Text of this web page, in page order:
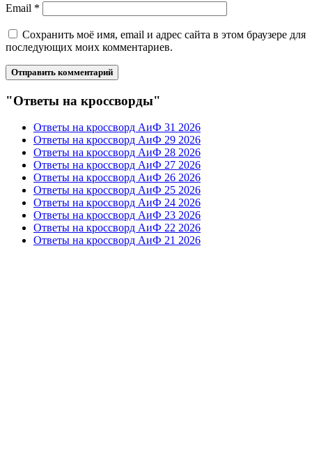
Email *
Сохранить моё имя, email и адрес сайта в этом браузере для
последующих моих комментариев.
"Ответы на кроссворды"
Ответы на кроссворд АиФ 31 2026
Ответы на кроссворд АиФ 29 2026
Ответы на кроссворд АиФ 28 2026
Ответы на кроссворд АиФ 27 2026
Ответы на кроссворд АиФ 26 2026
Ответы на кроссворд АиФ 25 2026
Ответы на кроссворд АиФ 24 2026
Ответы на кроссворд АиФ 23 2026
Ответы на кроссворд АиФ 22 2026
Ответы на кроссворд АиФ 21 2026